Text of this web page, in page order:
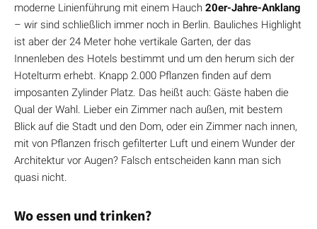
moderne Linienführung mit einem Hauch 20er-Jahre-Anklang
– wir sind schließlich immer noch in Berlin. Bauliches Highlight
ist aber der 24 Meter hohe vertikale Garten, der das
Innenleben des Hotels bestimmt und um den herum sich der
Hotelturm erhebt. Knapp 2.000 Pflanzen finden auf dem
imposanten Zylinder Platz. Das heißt auch: Gäste haben die
Qual der Wahl. Lieber ein Zimmer nach außen, mit bestem
Blick auf die Stadt und den Dom, oder ein Zimmer nach innen,
mit von Pflanzen frisch gefilterter Luft und einem Wunder der
Architektur vor Augen? Falsch entscheiden kann man sich
quasi nicht.
Wo essen und trinken?